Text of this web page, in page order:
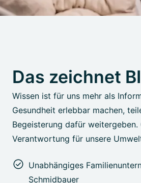
Das zeichnet
Wissen ist für uns mehr als
Gesundheit erlebbar machen,
Begeisterung dafür
Verantwortung für unsere
Unabhängiges
Schmidbauer